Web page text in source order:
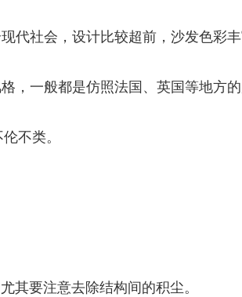
社会，设计比较超前，沙发色彩
一般都是仿照法国、英国等地方的
不类。
其要注意去除结构间的积尘。